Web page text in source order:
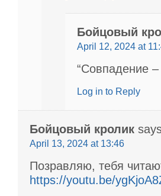
Бойцовый
April 12, 2024 at
“Совпадение
Log in to Reply
Бойцовый кролик
April 13, 2024 at 13:46
Позравляю, тебя
https://youtu.be/